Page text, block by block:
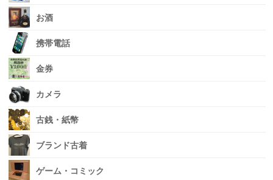
お酒
携帯電話
金券
カメラ
古銭・紙幣
ブランド古着
ゲーム・コミック